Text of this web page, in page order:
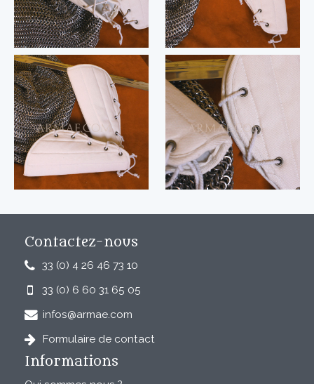
Contactez-nous
33 (0) 4 26 46 73 10
33 (0) 6 60 31 65 05
infos@armae.com
Formulaire de contact
Informations